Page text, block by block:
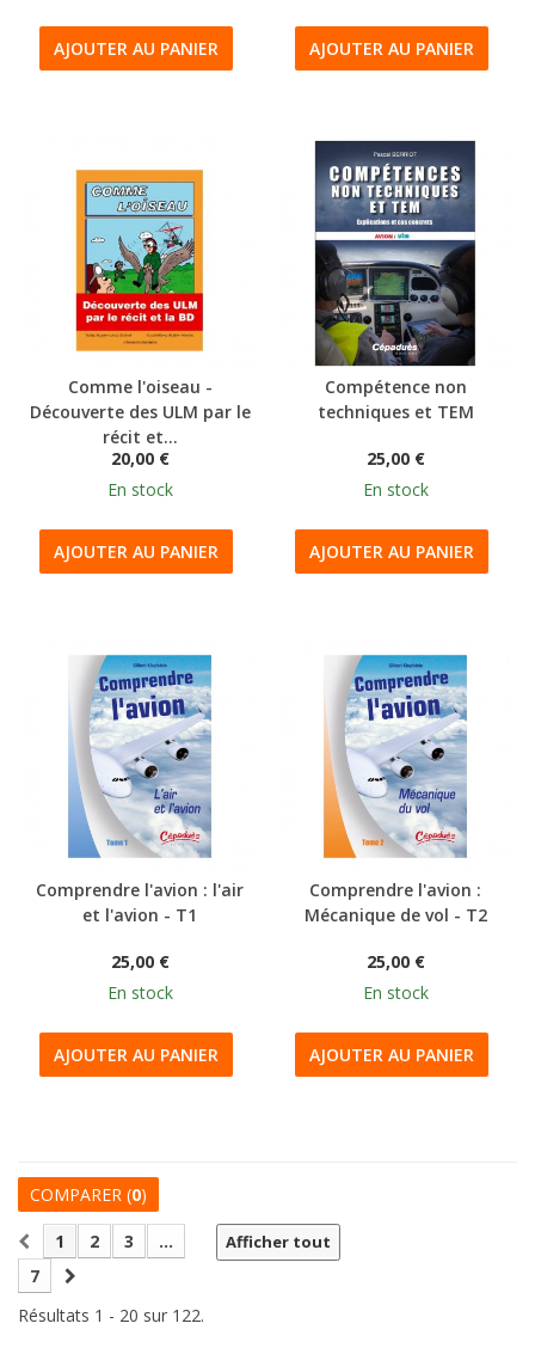
AJOUTER AU PANIER AJOUTER AU PANIER
Comme l'oiseau -
Découverte des ULM par le
récit et...
20,00 €
En stock
AJOUTER AU PANIER
Compétence non
techniques et TEM
25,00 €
En stock
AJOUTER AU PANIER
Comprendre l'avion : l'air
et l'avion - T1
25,00 €
En stock
AJOUTER AU PANIER
Comprendre l'avion :
Mécanique de vol - T2
25,00 €
En stock
AJOUTER AU PANIER
COMPARER (0)
Afficher tout
1 2 3
...
7
Résultats 1 - 20 sur 122.